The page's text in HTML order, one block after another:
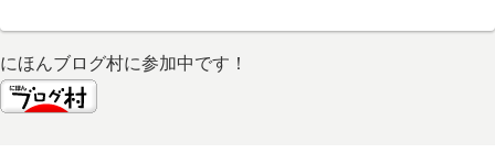
にほんブログ村に参加中です！